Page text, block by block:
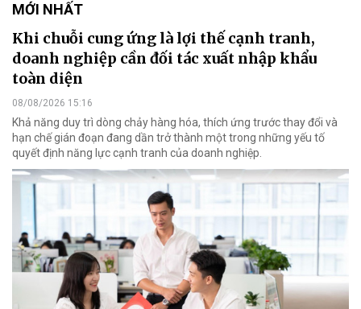
MỚI NHẤT
Khi chuỗi cung ứng là lợi thế cạnh tranh,
doanh nghiệp cần đối tác xuất nhập khẩu
toàn diện
08/08/2026 15:16
Khả năng duy trì dòng chảy hàng hóa, thích ứng trước thay đổi và
hạn chế gián đoạn đang dần trở thành một trong những yếu tố
quyết định năng lực cạnh tranh của doanh nghiệp.